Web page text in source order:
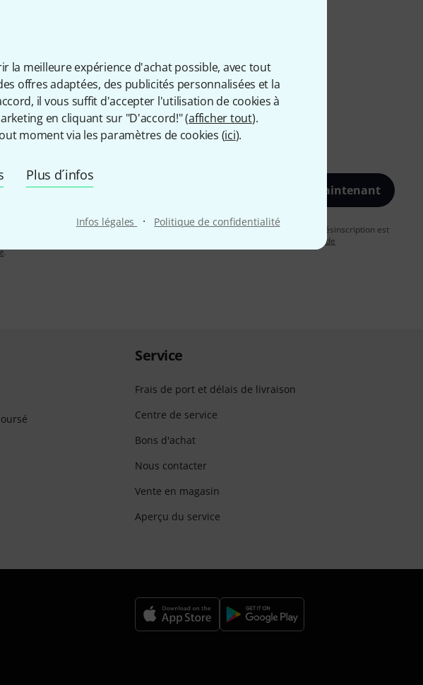
la meilleure expérience d'achat possible, avec tout
offres adaptées, des publicités personnalisées et la
il vous suffit d'accepter l'utilisation de cookies à
en cliquant sur "D'accord!" (afficher tout).
moment via les paramètres de cookies (ici).
Plus d´infos
Infos légales · Politique de confidentialité
voyez ?
e-mail* S'inscrire maintenant
"S'inscrire maintenant", vous acceptez de recevoir des publicités par e-mail. La désinscription est
Politique de
.
Service
Frais de port et délais de livraison
Centre de service
Bons d'achat
Nous contacter
Vente en magasin
Aperçu du service